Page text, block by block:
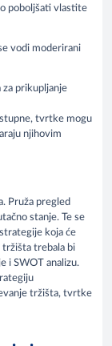
poboljšati vlastite
vodi moderirani
za prikupljanje
tvrtke mogu
njihovim
Pruža pregled
stanje. Te se
koja će
tržišta trebala bi
i SWOT analizu.
tržišta, tvrtke